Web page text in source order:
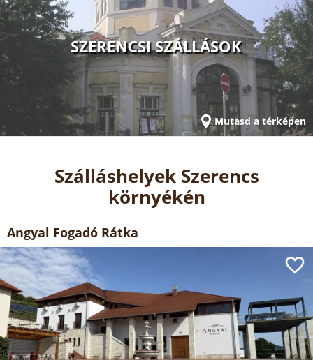
SZERENCSI SZÁLLÁSOK
Mutasd a térképen
Szálláshelyek Szerencs
környékén
Angyal Fogadó Rátka